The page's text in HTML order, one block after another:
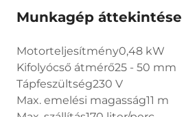
Munkagép áttekintése
Motorteljesítmény0,48 kW
Kifolyócső átmérő25 - 50 mm
Tápfeszültség230 V
Max. emelési magasság11 m